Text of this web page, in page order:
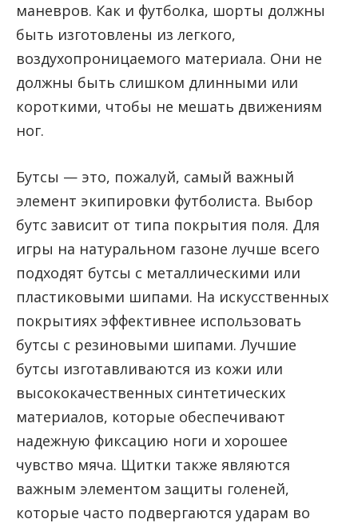
маневров. Как и футболка, шорты должны
быть изготовлены из легкого,
воздухопроницаемого материала. Они не
должны быть слишком длинными или
короткими, чтобы не мешать движениям
ног.
Бутсы — это, пожалуй, самый важный
элемент экипировки футболиста. Выбор
бутс зависит от типа покрытия поля. Для
игры на натуральном газоне лучше всего
подходят бутсы с металлическими или
пластиковыми шипами. На искусственных
покрытиях эффективнее использовать
бутсы с резиновыми шипами. Лучшие
бутсы изготавливаются из кожи или
высококачественных синтетических
материалов, которые обеспечивают
надежную фиксацию ноги и хорошее
чувство мяча. Щитки также являются
важным элементом защиты голеней,
которые часто подвергаются ударам во